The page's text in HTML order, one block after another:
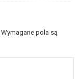
Wymagane pola są